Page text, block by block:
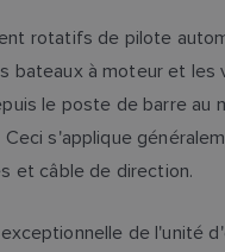
rotatifs de pilote
bateaux à moteur et les
le poste de barre au
Ceci s'applique
et câble de direction.
de l'unité